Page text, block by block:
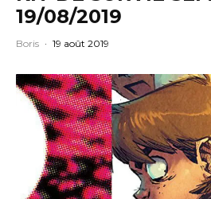
19/08/2019
Boris · 19 août 2019